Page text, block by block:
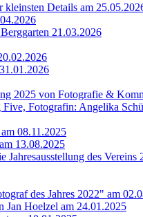
kleinsten Details am
21.03.2026
2025 von Fotografie &
Fotografin: Angelika
08.11.2025
13.08.2025
Jahresausstellung des Vereins
des Jahres 2022" am
Jan Hoelzel am 24.01.2025